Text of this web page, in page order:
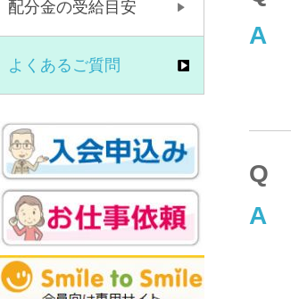
A
Q
A
配分金の受給目安
よくあるご質問